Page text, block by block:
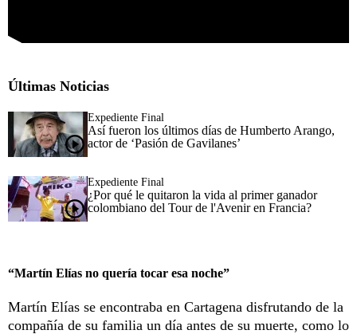
Últimas Noticias
Expediente Final
Así fueron los últimos días de Humberto Arango,
actor de ‘Pasión de Gavilanes’
Expediente Final
¿Por qué le quitaron la vida al primer ganador
colombiano del Tour de l'Avenir en Francia?
“Martín Elías no quería tocar esa noche”
Martín Elías se encontraba en Cartagena disfrutando de la
compañía de su familia un día antes de su muerte, como lo